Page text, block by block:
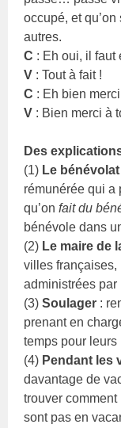
occupé, et
autres.
C : Eh oui, il faut
V : Tout à fait !
C : Eh bien
V : Bien merci à
Des
(1) Le bénévolat
rémunérée qui a
qu’onfait du
bénévole dans
(2) Le maire de
villes françaises,
administrées
(3)Soulager :
prenant en
temps pour
(4) Pendant les
davantage de
trouver
sont pas en